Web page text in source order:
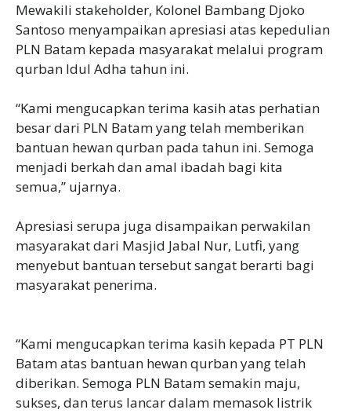
Mewakili stakeholder, Kolonel Bambang Djoko
Santoso menyampaikan apresiasi atas kepedulian
PLN Batam kepada masyarakat melalui program
qurban Idul Adha tahun ini.
“Kami mengucapkan terima kasih atas perhatian
besar dari PLN Batam yang telah memberikan
bantuan hewan qurban pada tahun ini. Semoga
menjadi berkah dan amal ibadah bagi kita
semua,” ujarnya.
Apresiasi serupa juga disampaikan perwakilan
masyarakat dari Masjid Jabal Nur, Lutfi, yang
menyebut bantuan tersebut sangat berarti bagi
masyarakat penerima.
“Kami mengucapkan terima kasih kepada PT PLN
Batam atas bantuan hewan qurban yang telah
diberikan. Semoga PLN Batam semakin maju,
sukses, dan terus lancar dalam memasok listrik